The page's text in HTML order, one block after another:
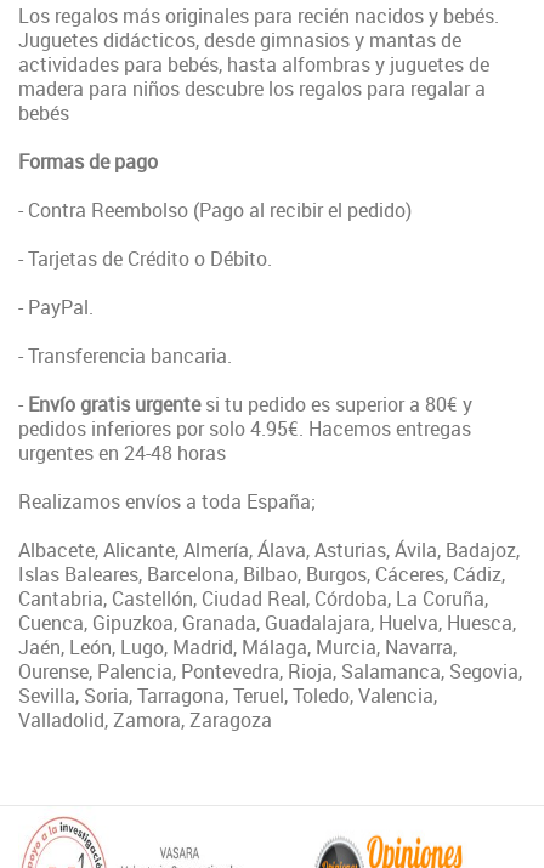
Los regalos más originales para recién nacidos y bebés.
Juguetes didácticos, desde gimnasios y mantas de
actividades para bebés, hasta alfombras y juguetes de
madera para niños descubre los regalos para regalar a
bebés
Formas de pago
- Contra Reembolso (Pago al recibir el pedido)
- Tarjetas de Crédito o Débito.
- PayPal.
- Transferencia bancaria.
- Envío gratis urgentesi tu pedido es superior a 80€ y
pedidos inferiores por solo 4.95€. Hacemos entregas
urgentes en 24-48 horas
Realizamos envíos a toda España;
Albacete, Alicante, Almería, Álava, Asturias, Ávila, Badajoz,
Islas Baleares, Barcelona, Bilbao, Burgos, Cáceres, Cádiz,
Cantabria, Castellón, Ciudad Real, Córdoba, La Coruña,
Cuenca, Gipuzkoa, Granada, Guadalajara, Huelva, Huesca,
Jaén, León, Lugo, Madrid, Málaga, Murcia, Navarra,
Ourense, Palencia, Pontevedra, Rioja, Salamanca, Segovia,
Sevilla, Soria, Tarragona, Teruel, Toledo, Valencia,
Valladolid, Zamora, Zaragoza